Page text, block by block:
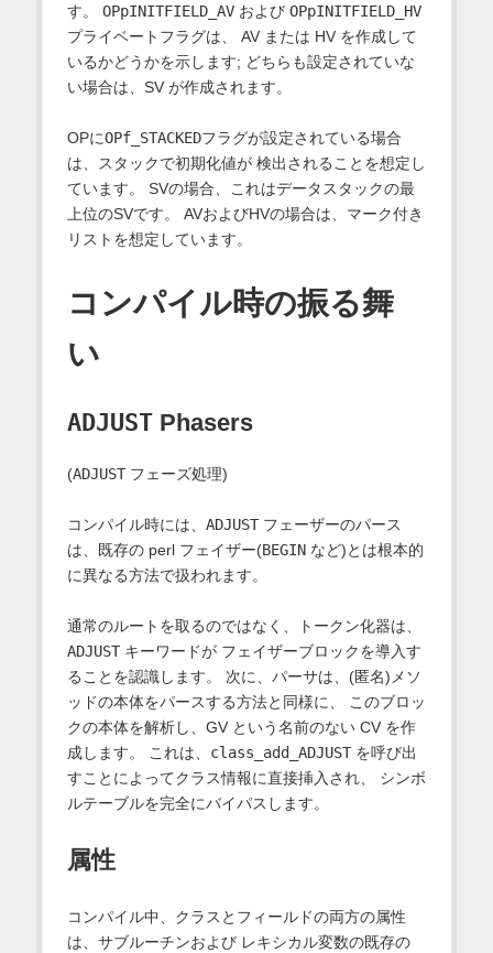
す。 OPpINITFIELD_AVおよび OPpINITFIELD_HV
プライベートフラグは、 AV または HV を作成して
いるかどうかを示します; どちらも設定されていな
い場合は、SV が作成されます。
OPにOPf_STACKEDフラグが設定されている場合
は、スタックで初期化値が 検出されることを想定し
ています。 SVの場合、これはデータスタックの最
上位のSVです。 AVおよびHVの場合は、マーク付き
リストを想定しています。
コンパイル時の振る舞
い
ADJUSTPhasers
(ADJUSTフェーズ処理)
コンパイル時には、 ADJUSTフェーザーのパース
は、既存の perl フェイザー(BEGINなど)とは根本的
に異なる方法で扱われます。
通常のルートを取るのではなく、トークン化器は、
ADJUSTキーワードが フェイザーブロックを導入す
ることを認識します。 次に、パーサは、(匿名)メソ
ッドの本体をパースする方法と同様に、 このブロッ
クの本体を解析し、GV という名前のない CV を作
成します。 これは、 class_add_ADJUSTを呼び出
すことによってクラス情報に直接挿入され、 シンボ
ルテーブルを完全にバイパスします。
属性
コンパイル中、クラスとフィールドの両方の属性
は、サブルーチンおよび レキシカル変数の既存の